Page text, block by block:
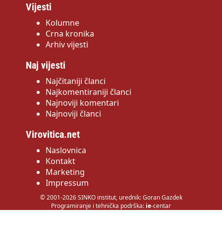
Vijesti
Kolumne
Crna kronika
Arhiv vijesti
Naj vijesti
Najčitaniji članci
Najkomentiraniji članci
Najnoviji komentari
Najnoviji članci
Virovitica.net
Naslovnica
Kontakt
Marketing
Impressum
© 2001-2026 SINKO institut, urednik: Goran Gazdek
Programiranje i tehnička podrška: ie-centar